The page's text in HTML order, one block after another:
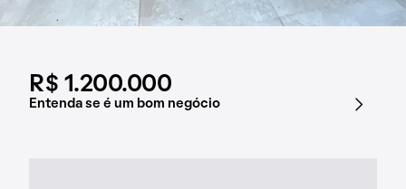
R$ 1.200.000
Entenda se é um bom negócio